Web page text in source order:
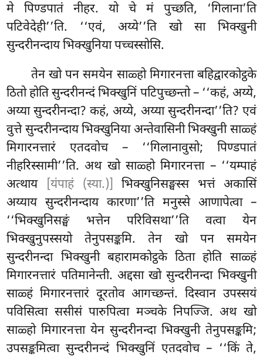
मे पिण्डपातं नीहर. यो चे मं पुच्छति, ‘गिलाना’ति
पटिवेदेही’’ति. ‘‘एवं, अय्ये’’ति खो सा भिक्खुनी
सुन्दरीनन्दाय भिक्खुनिया पच्चस्सोसि.
तेन खो पन समयेन साळ्हो मिगारनत्ता बहिद्वारकोट्ठके
ठितो होति सुन्दरीनन्दं भिक्खुनिं पटिपुच्छन्तो – ‘‘कहं, अय्ये,
अय्या सुन्दरीनन्दा? कहं, अय्ये, अय्या सुन्दरीनन्दा’’ति? एवं
वुत्ते सुन्दरीनन्दाय भिक्खुनिया अन्तेवासिनी भिक्खुनी साळ्हं
मिगारनत्तारं एतदवोच – ‘‘गिलानावुसो; पिण्डपातं
नीहरिस्सामी’’ति. अथ खो साळ्हो मिगारनत्ता – ‘‘यम्पाहं
अत्थाय
[यंपाहं (स्या.)]
भिक्खुनिसङ्घस्स भत्तं अकासिं
अय्याय सुन्दरीनन्दाय कारणा’’ति मनुस्से आणापेत्वा –
‘‘भिक्खुनिसङ्घं भत्तेन परिविसथा’’ति वत्वा येन
भिक्खुनुपस्सयो तेनुपसङ्कमि. तेन खो पन समयेन
सुन्दरीनन्दा भिक्खुनी बहारामकोट्ठके ठिता होति साळ्हं
मिगारनत्तारं पतिमानेन्ती. अद्दसा खो सुन्दरीनन्दा भिक्खुनी
साळ्हं मिगारनत्तारं दूरतोव आगच्छन्तं. दिस्वान उपस्सयं
पविसित्वा ससीसं पारुपित्वा मञ्चके निपज्जि. अथ खो
साळ्हो मिगारनत्ता येन सुन्दरीनन्दा भिक्खुनी तेनुपसङ्कमि;
उपसङ्कमित्वा सुन्दरीनन्दं भिक्खुनिं एतदवोच – ‘‘किं ते,